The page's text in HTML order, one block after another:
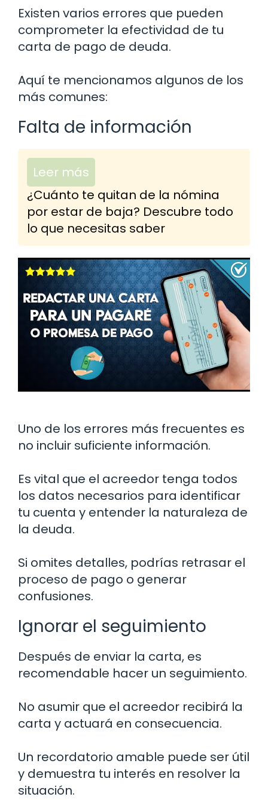
Existen varios errores que pueden
comprometer la efectividad de tu
carta de pago de deuda.
Aquí te mencionamos algunos de los
más comunes:
Falta de información
Leer más
¿Cuánto te quitan de la nómina
por estar de baja? Descubre todo
lo que necesitas saber
Uno de los errores más frecuentes es
no incluir suficiente información.
Es vital que el acreedor tenga todos
los datos necesarios para identificar
tu cuenta y entender la naturaleza de
la deuda.
Si omites detalles, podrías retrasar el
proceso de pago o generar
confusiones.
Ignorar el seguimiento
Después de enviar la carta, es
recomendable hacer un seguimiento.
No asumir que el acreedor recibirá la
carta y actuará en consecuencia.
Un recordatorio amable puede ser útil
y demuestra tu interés en resolver la
situación.